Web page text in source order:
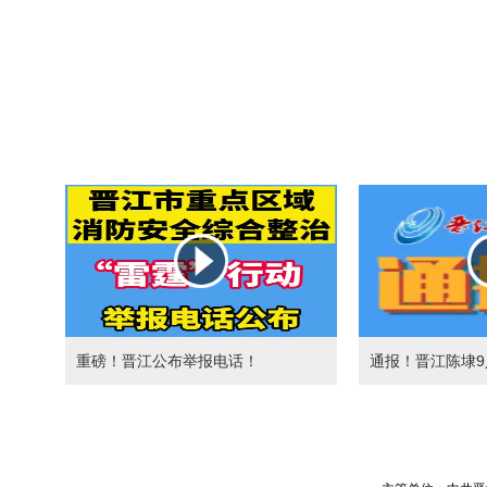
重磅！晋江公布举报电话！ 通报！晋江陈埭